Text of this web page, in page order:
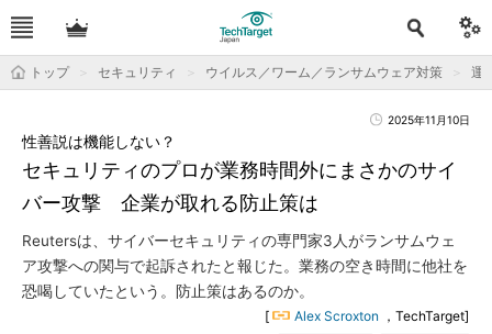
トップ セキュリティ ウイルス／ワーム／ランサムウェア対策 運
2025年11月10日
セキュリティのプロが業務時間外にまさかのサイ
バー攻撃 企業が取れる防止策は
性善説は機能しない？
Reutersは、サイバーセキュリティの専門家3人がランサムウェ
ア攻撃への関与で起訴されたと報じた。業務の空き時間に他社を
恐喝していたという。防止策はあるのか。
[ Alex Scroxton ，TechTarget]